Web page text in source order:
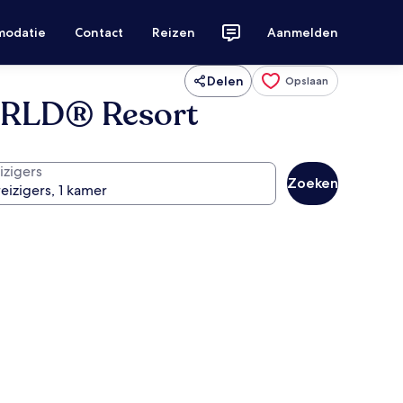
Contact Reizen Aanmelden
Delen Opslaan
Resort
Zoeken